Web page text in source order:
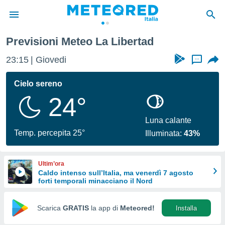
di
per
le
di
Web
Previsioni Meteo La Libertad
23:15 Giovedi ...
Cielo sereno
24°
Temp. percepita 25°
Luna calante
Illuminata:43%
Ultim’ora
Caldo intenso sull’Italia, ma venerdì 7 agosto
forti temporali minacciano il Nord
Scarica GRATIS la app di Meteored! Installa